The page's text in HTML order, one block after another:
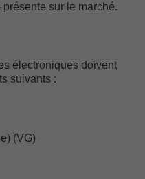
sur le marché.
électroniques doivent
suivants :
(VG)